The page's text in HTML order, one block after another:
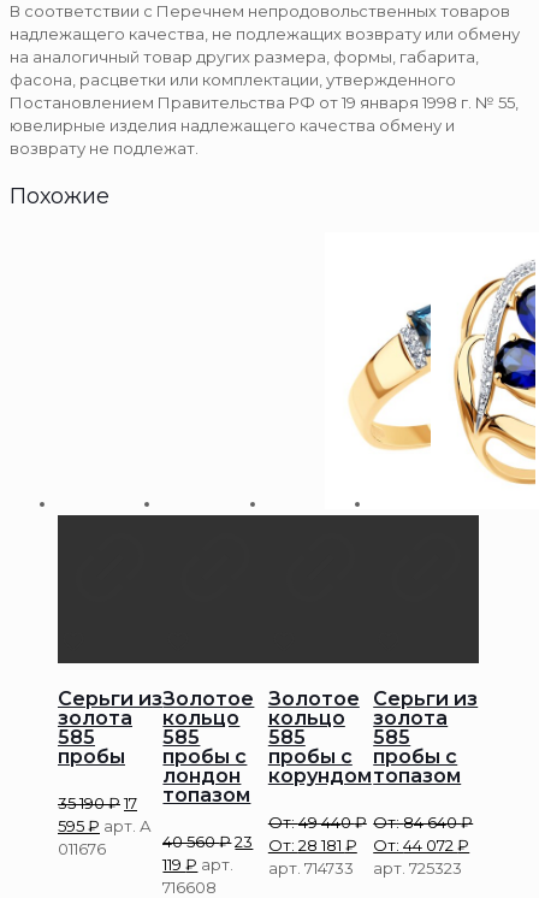
В соответствии с Перечнем непродовольственных товаров
надлежащего качества, не подлежащих возврату или обмену
на аналогичный товар других размера, формы, габарита,
фасона, расцветки или комплектации, утвержденного
Постановлением Правительства РФ от 19 января 1998 г. № 55,
ювелирные изделия надлежащего качества обмену и
возврату не подлежат.
Похожие
Серьги из
золота
585
пробы
35 190₽17
595₽ арт. А
011676
Золотое
кольцо
585
пробы с
лондон
топазом
40 560₽23
119₽ арт.
716608
Золотое
кольцо
585
пробы с
корундом
От:49 440₽
От: 28 181 ₽
арт. 714733
Серьги из
золота
585
пробы с
топазом
От:84 640₽
От:44 072₽
арт. 725323